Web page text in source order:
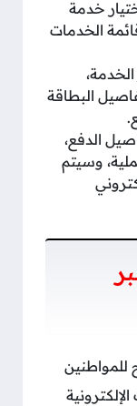
خدمة
الخدمات
البطاقة
الدفع،
وسيتم